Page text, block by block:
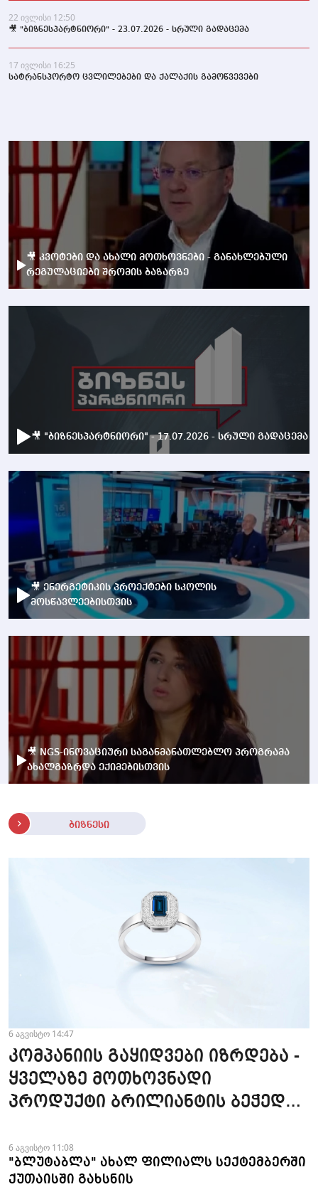
22 ივლისი 12:50
🎥 "ბიზნესპარტნიორი" - 23.07.2026 - სრული გადაცემა
17 ივლისი 16:25
სატრანსპორტო ცვლილებები და ქალაქის გამოწვევები
🎥 კვოტები და ახალი მოთხოვნები - განახლებული
რეგულაციები შრომის ბაზარზე
🎥 "ბიზნესპარტნიორი" - 17.07.2026 - სრული გადაცემა
🎥 ენერგეტიკის პროექტები სკოლის
მოსწავლეებისთვის
🎥 NGS-ინოვაციური საგანმანათლებლო პროგრამა
ახალგაზრდა ექიმებისთვის
ბიზნესი
6 აგვისტო 14:47
კომპანიის გაყიდვები იზრდება -
ყველაზე მოთხოვნადი
პროდუქტი ბრილიანტის ბეჭედია
6 აგვისტო 11:08
"ბლუტაბლა" ახალ ფილიალს სექტემბერში
ქუთაისში გახსნის